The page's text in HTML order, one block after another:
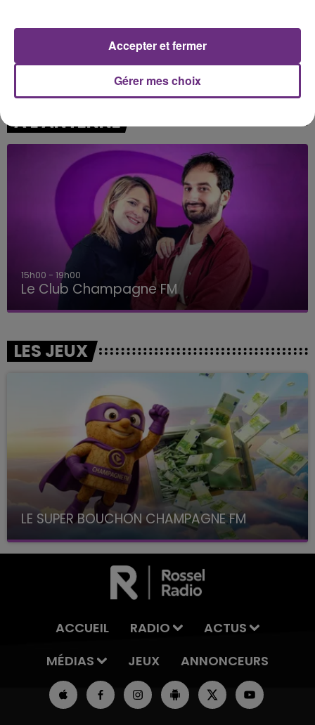
JEREMY FREROT OLIVIA DEAN
So Easy (to Fall In Love)
A L'ANTENNE
15h00 - 19h00
Le Club Champagne FM
LES JEUX
LE SUPER BOUCHON CHAMPAGNE FM
avec La Famille Champagne FM, à 8H10
ACCUEIL RADIO
ACTUS
MÉDIAS
JEUX ANNONCEURS
Gérer mes choix
Accepter et fermer